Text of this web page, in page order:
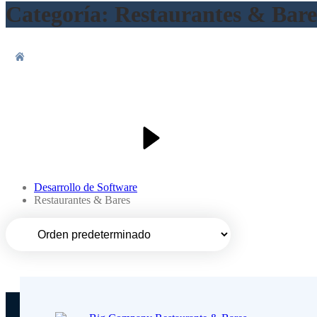
Categoría: Restaurantes &
Desarrollo de Software
Restaurantes & Bares